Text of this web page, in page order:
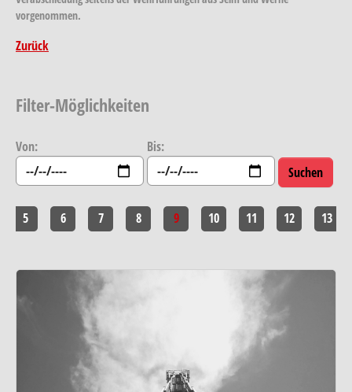
vorgenommen.
Zurück
Filter-Möglichkeiten
Von: Bis:
5 6 7 8 9 10 11 12 13